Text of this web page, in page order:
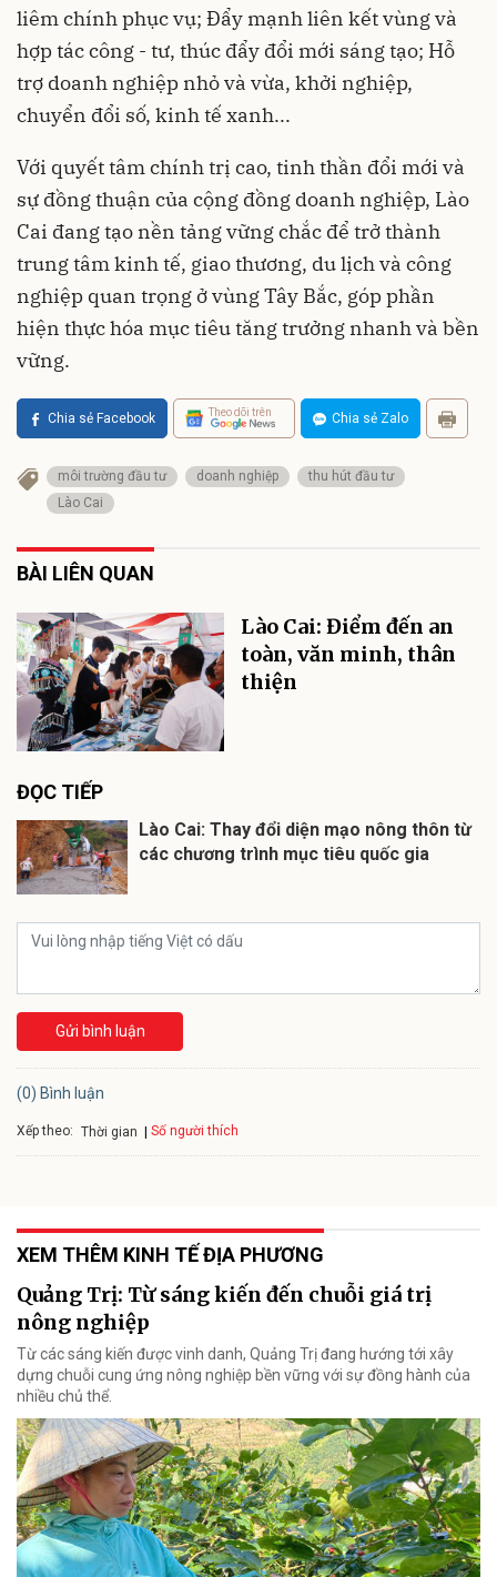
liêm chính phục vụ; Đẩy mạnh liên kết vùng và
hợp tác công - tư, thúc đẩy đổi mới sáng tạo; Hỗ
trợ doanh nghiệp nhỏ và vừa, khởi nghiệp,
chuyển đổi số, kinh tế xanh...
Với quyết tâm chính trị cao, tinh thần đổi mới và
sự đồng thuận của cộng đồng doanh nghiệp, Lào
Cai đang tạo nền tảng vững chắc để trở thành
trung tâm kinh tế, giao thương, du lịch và công
nghiệp quan trọng ở vùng Tây Bắc, góp phần
hiện thực hóa mục tiêu tăng trưởng nhanh và bền
vững.
Chia sẻ Facebook Theo dõi trên Chia sẻ Zalo
môi trường đầu tư doanh nghiệp
thu hút đầu tư
Lào Cai
BÀI LIÊN QUAN
Lào Cai: Điểm đến an
toàn, văn minh, thân
thiện
ĐỌC TIẾP
Lào Cai: Thay đổi diện mạo nông thôn từ
các chương trình mục tiêu quốc gia
Gửi bình luận
(0) Bình luận
Xếp theo: Thời gian Số người thích
XEM THÊM KINH TẾ ĐỊA PHƯƠNG
Quảng Trị: Từ sáng kiến đến chuỗi giá trị
nông nghiệp
Từ các sáng kiến được vinh danh, Quảng Trị đang hướng tới xây
dựng chuỗi cung ứng nông nghiệp bền vững với sự đồng hành của
nhiều chủ thể.